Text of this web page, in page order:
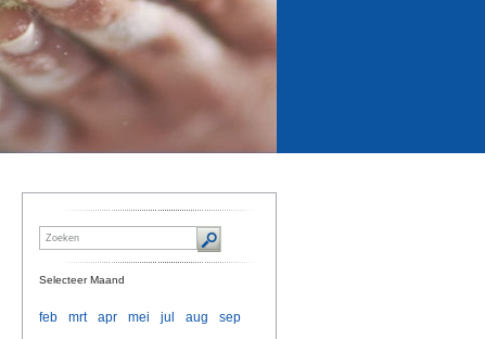
Selecteer Maand
feb mrt apr mei jul aug
sep